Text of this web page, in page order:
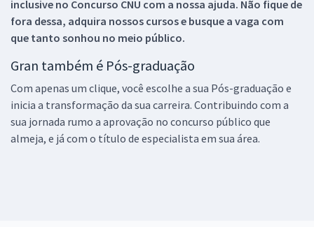
inclusive no Concurso CNU com a nossa ajuda. Não fique de
fora dessa, adquira nossos cursos e busque a vaga com
que tanto sonhou no meio público.
Gran também é Pós-graduação
Com apenas um clique, você escolhe a sua Pós-graduação e
inicia a transformação da sua carreira. Contribuindo com a
sua jornada rumo a aprovação no concurso público que
almeja, e já com o título de especialista em sua área.